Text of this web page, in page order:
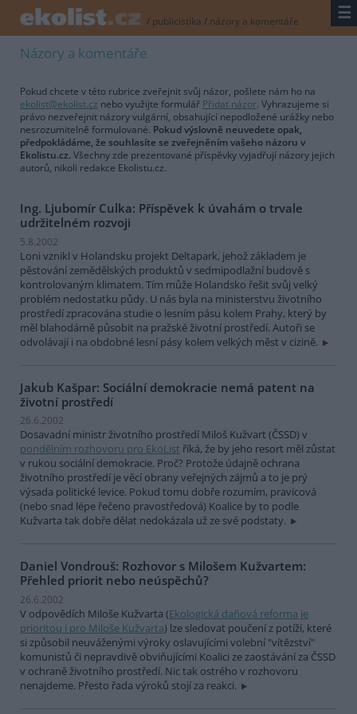
/ publicistika / názory a komentáře ☰
Názory a komentáře
Pokud chcete v této rubrice zveřejnit svůj názor, pošlete nám ho na
ekolist@ekolist.cz nebo využijte formulář Přidat názor. Vyhrazujeme si
právo nezveřejnit názory vulgární, obsahující nepodložené urážky nebo
nesrozumitelně formulované. Pokud výslovně neuvedete opak,
předpokládáme, že souhlasíte se zveřejněním vašeho názoru v
Ekolistu.cz. Všechny zde prezentované příspěvky vyjadřují názory jejich
autorů, nikoli redakce Ekolistu.cz.
Ing. Ljubomír Culka: Příspěvek k úvahám o trvale
udržitelném rozvoji
5.8.2002
Loni vznikl v Holandsku projekt Deltapark, jehož základem je
pěstování zemědělských produktů v sedmipodlažní budově s
kontrolovaným klimatem. Tím může Holandsko řešit svůj velký
problém nedostatku půdy. U nás byla na ministerstvu životního
prostředí zpracována studie o lesním pásu kolem Prahy, který by
měl blahodárně působit na pražské životní prostředí. Autoři se
odvolávají i na obdobné lesní pásy kolem velkých měst v cizině.
Jakub Kašpar: Sociální demokracie nemá patent na
životní prostředí
26.6.2002
Dosavadní ministr životního prostředí Miloš Kužvart (ČSSD) v
pondělním rozhovoru pro EkoList říká, že by jeho resort měl zůstat
v rukou sociální demokracie. Proč? Protože údajně ochrana
životního prostředí je věcí obrany veřejných zájmů a to je prý
výsada politické levice. Pokud tomu dobře rozumím, pravicová
(nebo snad lépe řečeno pravostředová) Koalice by to podle
Kužvarta tak dobře dělat nedokázala už ze své podstaty.
Daniel Vondrouš: Rozhovor s Milošem Kužvartem:
Přehled priorit nebo neúspěchů?
26.6.2002
V odpovědích Miloše Kužvarta (Ekologická daňová reforma je
prioritou i pro Miloše Kužvarta) lze sledovat poučení z potíží, které
si způsobil neuváženými výroky oslavujícími volební "vítězství"
komunistů či nepravdivě obviňujícími Koalici ze zaostávání za ČSSD
v ochraně životního prostředí. Nic tak ostrého v rozhovoru
nenajdeme. Přesto řada výroků stojí za reakci.